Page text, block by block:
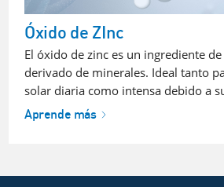
Óxido de ZInc
El óxido de zinc es un ingrediente
derivado de minerales. Ideal tanto
solar diaria como intensa debido a
Aprende más